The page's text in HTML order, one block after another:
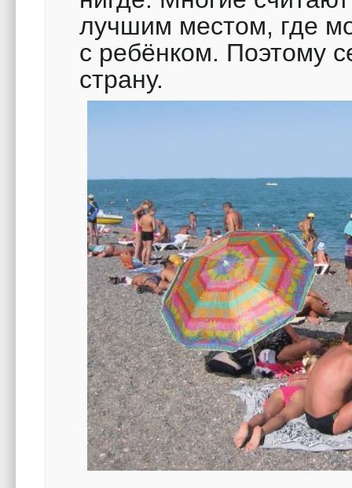
лучшим местом, где
с ребёнком. Поэтому
страну.